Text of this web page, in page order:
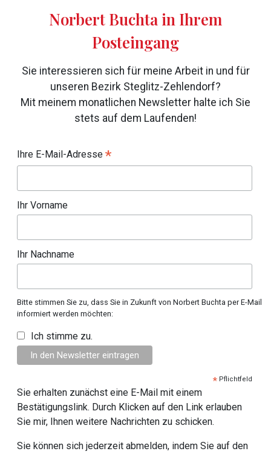
Norbert Buchta in Ihrem
Posteingang
Sie interessieren sich für meine Arbeit in und für
unseren Bezirk Steglitz-Zehlendorf?
Mit meinem monatlichen Newsletter halte ich Sie
stets auf dem Laufenden!
Ihre E-Mail-Adresse *
Ihr Vorname
Ihr Nachname
Bitte stimmen Sie zu, dass Sie in Zukunft von Norbert Buchta per E-Mail
informiert werden möchten:
Ich stimme zu.
*Pflichtfeld
Sie erhalten zunächst eine E-Mail mit einem
Bestätigungslink. Durch Klicken auf den Link erlauben
Sie mir, Ihnen weitere Nachrichten zu schicken.
Sie können sich jederzeit abmelden, indem Sie auf den